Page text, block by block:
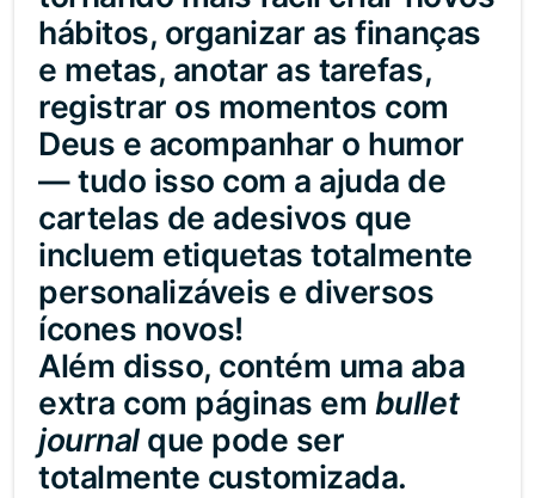
hábitos, organizar as finanças
e metas, anotar as tarefas,
registrar os momentos com
Deus e acompanhar o humor
— tudo isso com a ajuda de
cartelas de adesivos que
incluem etiquetas totalmente
personalizáveis e diversos
ícones novos!
Além disso, contém uma aba
extra com páginas em bullet
journalque pode ser
totalmente customizada.